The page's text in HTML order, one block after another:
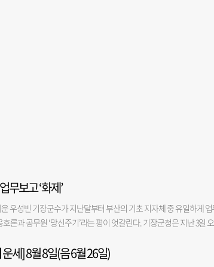
무보고 ‘화제’
운 우성빈 기장군수가 지난달부터 부산의 기초 지자체 중 유일하게
호론과 공무원 ‘망신주기’라는 평이 엇갈린다. 기장군청은 지난 3일
이 화제가 됐다. 우 군수는 “‘왕복 4차로를 낼 공간이 없는 것 아니냐
세] 8월 8일(음 6월 26일)